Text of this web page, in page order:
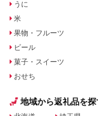
うに
米
果物・フルーツ
ビール
菓子・スイーツ
おせち
地域から返礼品を探